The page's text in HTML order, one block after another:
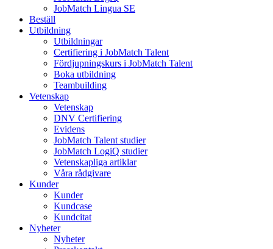
JobMatch Lingua SE
Beställ
Utbildning
Utbildningar
Certifiering i JobMatch Talent
Fördjupningskurs i JobMatch Talent
Boka utbildning
Teambuilding
Vetenskap
Vetenskap
DNV Certifiering
Evidens
JobMatch Talent studier
JobMatch LogiQ studier
Vetenskapliga artiklar
Våra rådgivare
Kunder
Kunder
Kundcase
Kundcitat
Nyheter
Nyheter